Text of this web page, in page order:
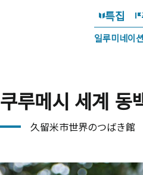
특집
일루미네이션
쿠루메시 세계 동
久留米市世界のつばき館